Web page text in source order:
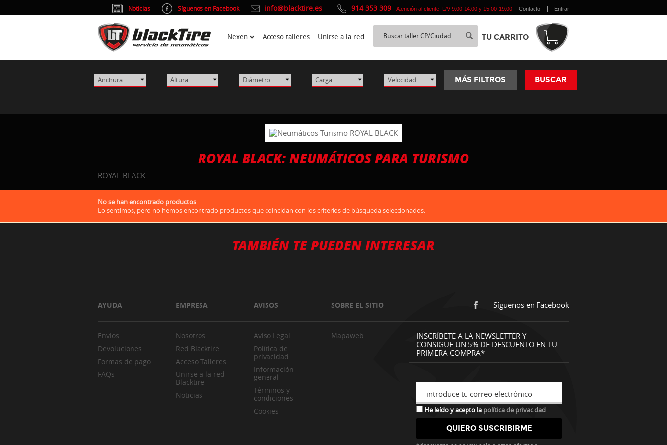
MÁS FILTROS BUSCAR
ROYAL BLACK: NEUMÁTICOS PARA TURISMO
ROYAL BLACK
No se han encontrado productos
Lo sentimos, pero no hemos encontrado productos que coincidan con los criterios de búsqueda seleccionados.
TAMBIÉN TE PUEDEN INTERESAR
AYUDA EMPRESA AVISOS SOBRE EL SITIO Síguenos en Facebook
Envios
Devoluciones
Formas de pago
FAQs
Nosotros
Red Blacktire
Acceso Talleres
Unirse a la red
Blacktire
Noticias
Aviso Legal
Política de
privacidad
Información
general
Términos y
condiciones
Cookies
Mapaweb
INSCRÍBETE A LA NEWSLETTER Y
CONSIGUE UN 5% DE DESCUENTO EN TU
PRIMERA COMPRA*
introduce tu correo electrónico
He leído y acepto la política de privacidad
Noticias Síguenos en Facebook info@blacktire.es 914 353 309 Atención al cliente: L/V 9:00-14:00 y 15:00-19:00 Contacto Entrar
Nexen Acceso talleres Unirse a la red TU CARRITO